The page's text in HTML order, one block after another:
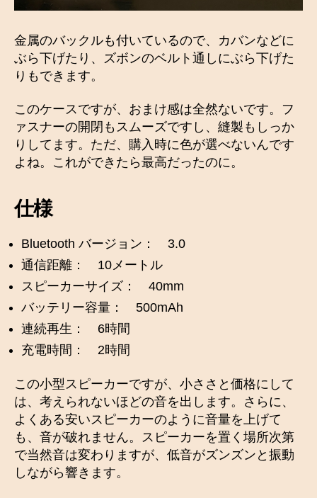
金属のバックルも付いているので、カバンなどに
ぶら下げたり、ズボンのベルト通しにぶら下げた
りもできます。
このケースですが、おまけ感は全然ないです。フ
ァスナーの開閉もスムーズですし、縫製もしっか
りしてます。ただ、購入時に色が選べないんです
よね。これができたら最高だったのに。
仕様
Bluetooth バージョン： 3.0
通信距離： 10メートル
スピーカーサイズ： 40mm
バッテリー容量： 500mAh
連続再生： 6時間
充電時間： 2時間
この小型スピーカーですが、小ささと価格にして
は、考えられないほどの音を出します。さらに、
よくある安いスピーカーのように音量を上げて
も、音が破れません。スピーカーを置く場所次第
で当然音は変わりますが、低音がズンズンと振動
しながら響きます。